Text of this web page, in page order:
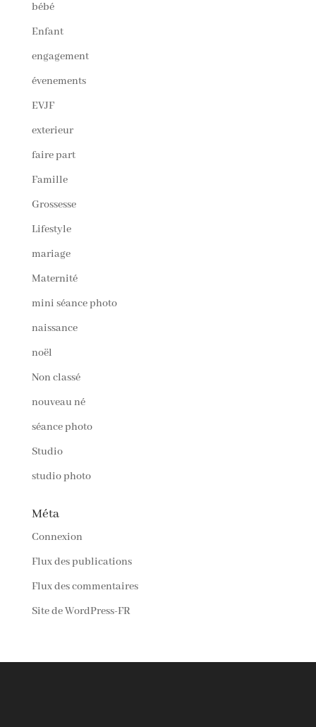
bébé
Enfant
engagement
évenements
EVJF
exterieur
faire part
Famille
Grossesse
Lifestyle
mariage
Maternité
mini séance photo
naissance
noël
Non classé
nouveau né
séance photo
Studio
studio photo
Méta
Connexion
Flux des publications
Flux des commentaires
Site de WordPress-FR